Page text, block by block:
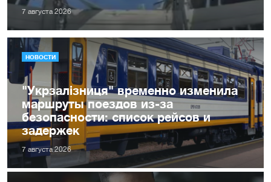
7 августа 2026
НОВОСТИ
"Укрзалізниця" временно изменила
маршруты поездов из-за
безопасности: список рейсов и
задержек
7 августа 2026